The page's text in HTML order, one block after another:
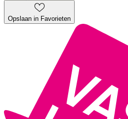
Opslaan in Favorieten